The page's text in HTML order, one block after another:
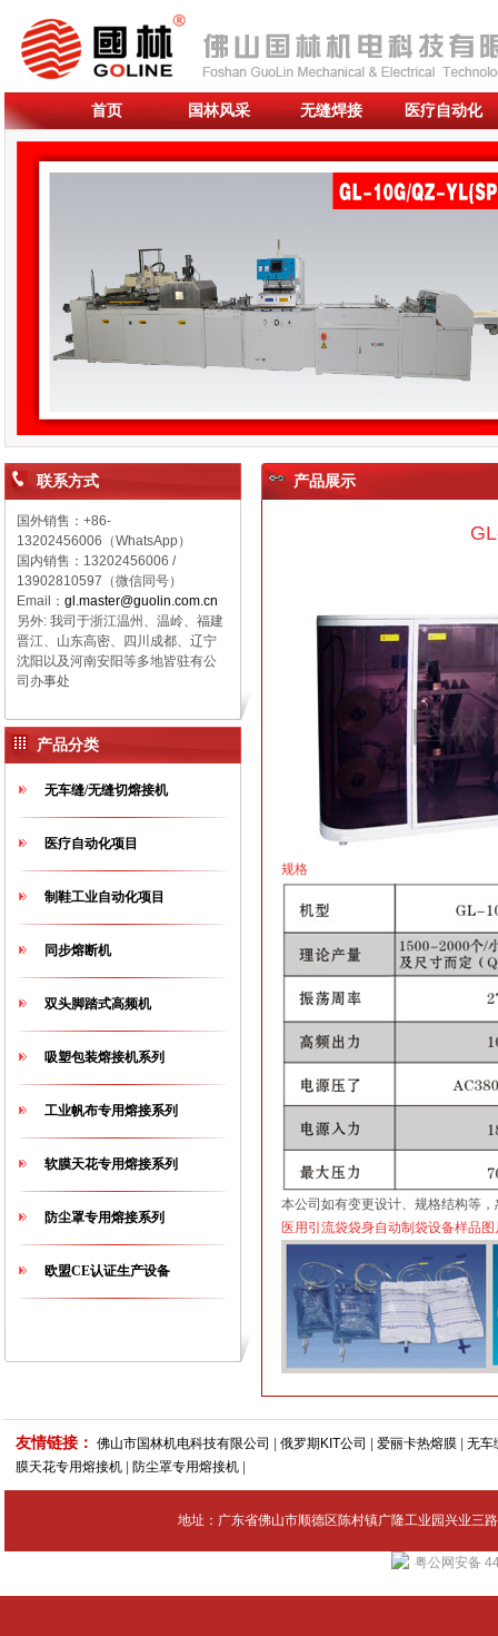
首页 国林风采 无缝焊接 医疗自动化
联系方式
国外销售：+86-
13202456006（WhatsApp）
国内销售： 13202456006 /
13902810597（微信同号）
Email： gl.master@guolin.com.cn
另外: 我司于浙江温州、温岭、福建
晋江、山东高密、四川成都、辽宁
沈阳以及河南安阳等多地皆驻有公
司办事处
产品分类
无车缝/无缝切熔接机
医疗自动化项目
制鞋工业自动化项目
同步熔断机
双头脚踏式高频机
吸塑包装熔接机系列
工业帆布专用熔接系列
软膜天花专用熔接系列
防尘罩专用熔接系列
欧盟CE认证生产设备
产品展示
规格
本公司如有变更设计、规格结构等
医用引流袋袋身自动制袋设备样品图
友情链接： 佛山市国林机电科技有限公司 俄罗期KIT公司 爱丽卡热熔膜
无车
膜天花专用熔接机
防尘罩专用熔接机
地址：广东省佛山市顺德区陈村镇广隆工业园兴业
粤公网安备